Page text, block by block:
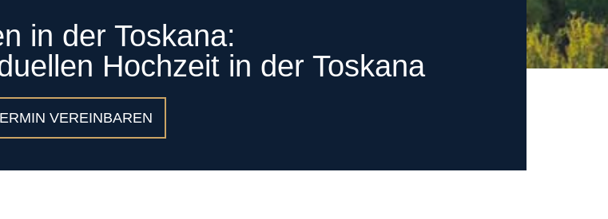
in der Toskana:
Hochzeit in der Toskana
VEREINBAREN